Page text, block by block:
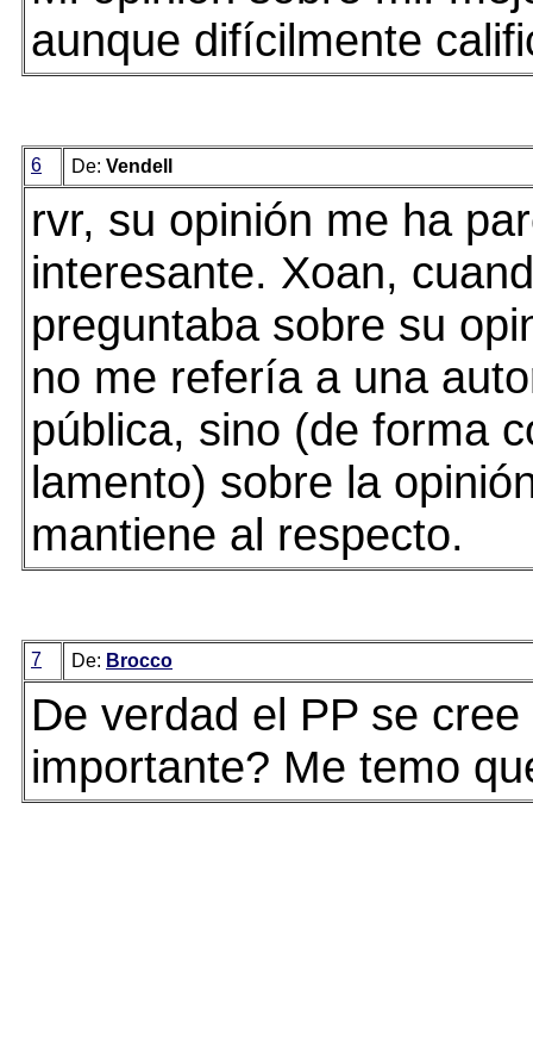
aunque difícilmente
6 De: Vendell
rvr, su opinión me ha
interesante. Xoan,
preguntaba sobre su
no me refería a una
pública, sino (de forma
lamento) sobre la
mantiene al respecto.
7 De: Brocco
De verdad el PP se cree
importante? Me temo